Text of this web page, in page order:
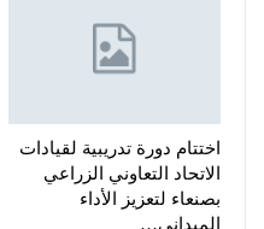
اختتام دورة تدريبية لقيادات
الاتحاد التعاوني الزراعي
بصنعاء لتعزيز الأداء
الميداني…